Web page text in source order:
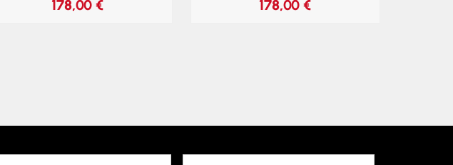
178,00€ 178,00€